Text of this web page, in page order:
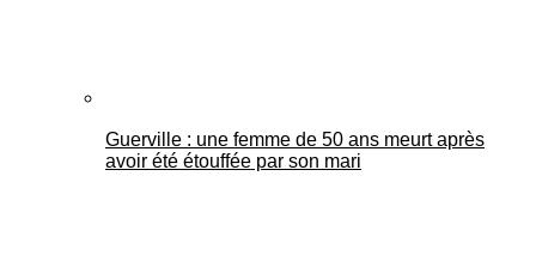
Guerville : une femme de 50 ans meurt après
avoir été étouffée par son mari